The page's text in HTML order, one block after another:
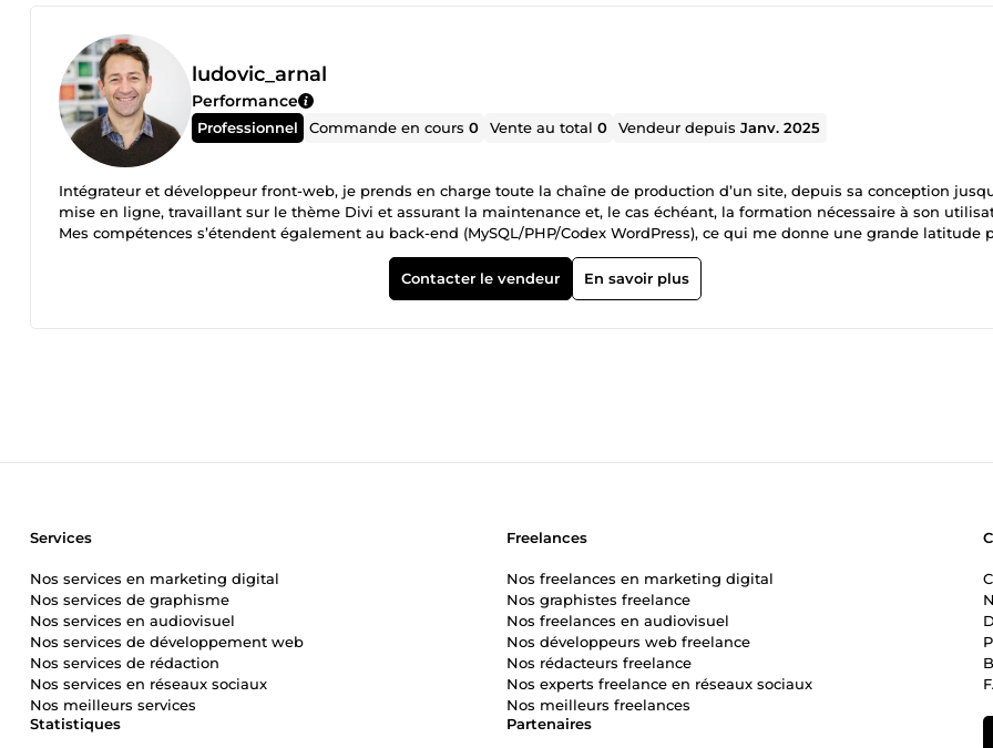
ludovic_arnal
Performance
Professionnel Commande en cours0 Vente au total0 Vendeur depuisJanv. 2025
Intégrateur et développeur front-web, je prends en charge toute la chaîne de production d’un site, depuis sa conception
mise en ligne, travaillant sur le thème Divi et assurant la maintenance et, le cas échéant, la formation nécessaire à son
Mes compétences s’étendent également au back-end (MySQL/PHP/Codex WordPress), ce qui me donne une grande latitude
customiser des plugins existants et pour gérer des bases de données, afin de répondre précisément aux attentes des clients.
delà de mes simples capacités techniques et graphiques, j’ai également une certaine aisance d‘écriture qui m‘amène très
à rewriter ou même à prendre en charge une partie du contenu rédactionnel d‘un site. Mon ambition est pour chaque client
Contacter le vendeur En savoir plus
Partenaires
Statistiques
Services
Nos services en marketing digital
Nos services de graphisme
Nos services en audiovisuel
Nos services de développement web
Nos services de rédaction
Nos services en réseaux sociaux
Nos meilleurs services
Freelances
Nos freelances en marketing digital
Nos graphistes freelance
Nos freelances en audiovisuel
Nos développeurs web freelance
Nos rédacteurs freelance
Nos experts freelance en réseaux sociaux
Nos meilleurs freelances